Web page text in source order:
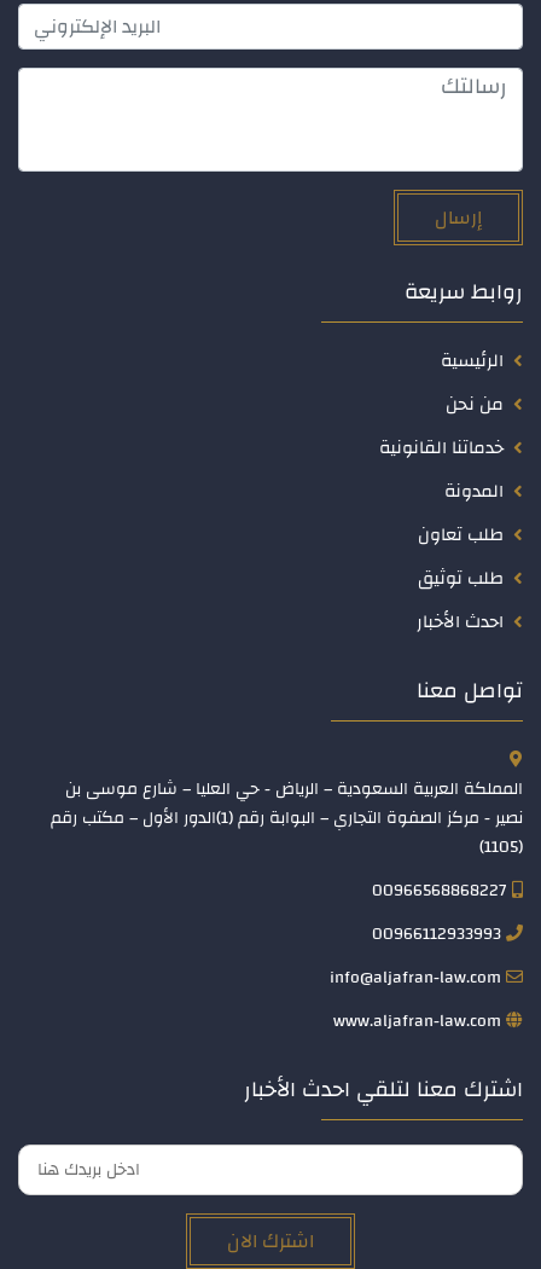
إرسال
روابط سريعة
الرئيسية
من نحن
خدماتنا القانونية
المدونة
طلب تعاون
طلب توثيق
احدث الأخبار
تواصل معنا
المملكة العربية السعودية – الرياض - حي العليا – شارع موسى بن
نصير - مركز الصفوة التجاري – البوابة رقم (1)الدور الأول – مكتب رقم
(1105)
00966568868227
00966112933993
info@aljafran-law.com
www.aljafran-law.com
اشترك معنا لتلقي احدث الأخبار
اشترك الان